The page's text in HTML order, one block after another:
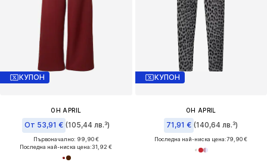
КУПОН
OH APRIL
От 53,91 € (105,44 лв.³)
Първоначално: 99,90 €
Последна най-ниска цена:31,92 €
КУПОН
OH APRIL
71,91 € (140,64 лв.³)
Последна най-ниска цена:79,90 €